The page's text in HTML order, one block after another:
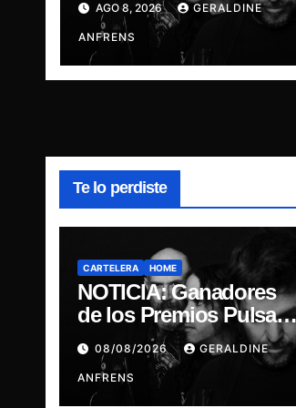
presentan show
exclusivo.
AGO 8, 2026 GERALDINE
ANFRENS
Te lo perdiste
CARTELERA HOME
NOTICIA: Ganadores
de los Premios Pulsar,
Engrupid Pipol
presentan show
exclusivo.
08/08/2026 GERALDINE
ANFRENS